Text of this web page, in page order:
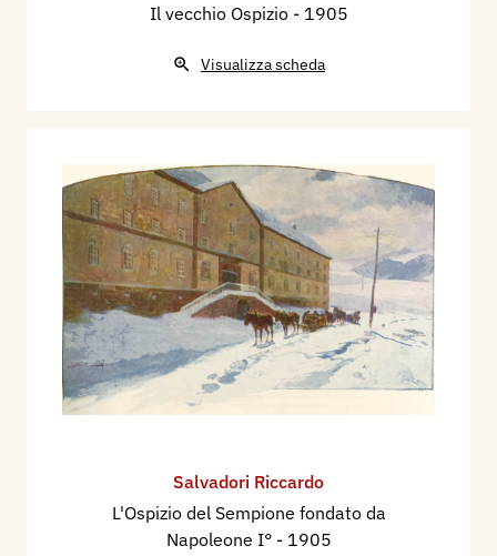
Il vecchio Ospizio - 1905
Visualizza scheda
Salvadori Riccardo
L'Ospizio del Sempione fondato da
Napoleone I° - 1905